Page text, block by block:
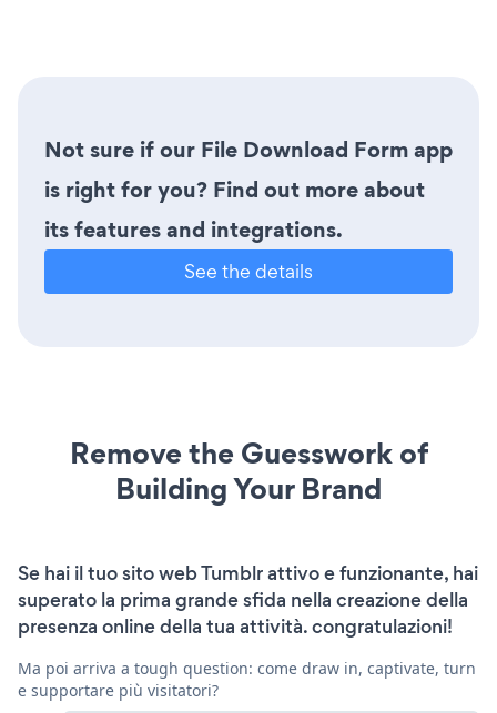
Not sure if our File Download Form app
is right for you? Find out more about
its features and integrations.
See the details
Remove the Guesswork of
Building Your Brand
Se hai il tuo sito web Tumblr attivo e funzionante, hai
superato la prima grande sfida nella creazione della
presenza online della tua attività. congratulazioni!
Ma poi arriva a tough question: come draw in, captivate, turn
e supportare più visitatori?